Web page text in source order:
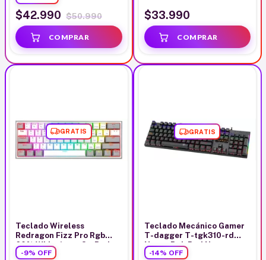
$42.990 $50.990 $33.990
GRATIS
Teclado Wireless
Redragon Fizz Pro Rgb
60% White/grey Sw Red
Blanco/gris Español
-9% OFF
GRATIS
Teclado Mecánico Gamer
T-dagger T-tgk310-rd
Naxos Rgb Red Negro
-14% OFF